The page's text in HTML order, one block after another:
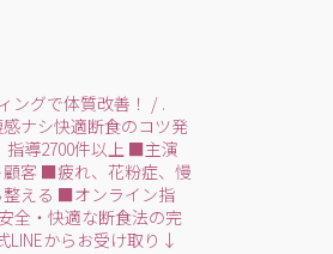
ングで体質改善！ /.
ナシ快適断食のコツ発
導2700件以上■主演
客 ■疲れ、花粉症、慢
える ■オンライン指
全・快適な断食法の完
LINEからお受け取り↓